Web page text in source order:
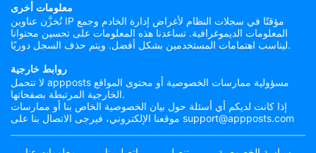
معلومات أخرى
تُخزَّن عناوين IP مؤقتًا في سجلات النظام لأغراض إدارة الخادم وجمع
المعلومات الديموغرافية. تساعدنا هذه المعلومات على تحسين محتوانا
ليناسب اهتمامات المستخدمين بشكل أفضل. ويتم حذف السجل دوريًا.
روابط خارجية
لا تتحمل appposts مسؤولية ممارسات الخصوصية أو محتوى المواقع
الخارجية المرتبطة بصفحاتها.
إذا كانت لديكم أي أسئلة حول بيان الخصوصية الخاص بنا أو ممارسات
موقعنا الإلكتروني، فيرجى الاتصال بنا على support@appposts.com